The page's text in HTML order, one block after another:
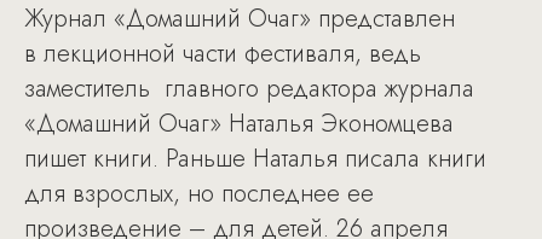
Журнал «Домашний Очаг» представлен
в лекционной части фестиваля, ведь
заместитель главного редактора журнала
«Домашний Очаг» Наталья Экономцева
пишет книги. Раньше Наталья писала книги
для взрослых, но последнее ее
произведение – для детей. 26 апреля